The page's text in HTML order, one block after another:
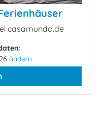
casamundo.de
ändern